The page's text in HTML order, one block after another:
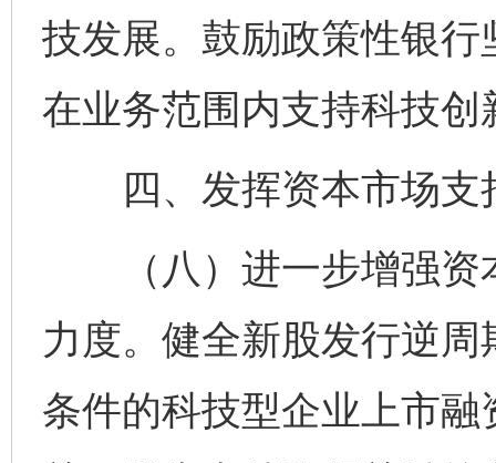
技发展。鼓励政策性银
在业务范围内支持科技创
四、发挥资本市场支
（八）进一步增强资
力度。健全新股发行逆
条件的科技型企业上市